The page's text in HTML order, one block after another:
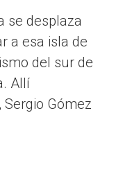
se desplaza
a esa isla de
del sur de
Allí
Gómez